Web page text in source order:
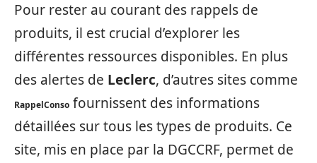
Pour rester au courant des rappels de
produits, il est crucial d’explorer les
différentes ressources disponibles. En plus
des alertes de Leclerc, d’autres sites comme
RappelConso fournissent des informations
détaillées sur tous les types de produits. Ce
site, mis en place par la DGCCRF, permet de